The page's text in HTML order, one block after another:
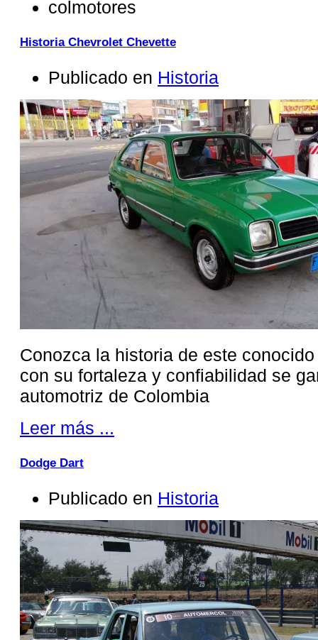
colmotores
Historia Chevrolet Chevette
Publicado en Historia
Conozca la historia de este
con su fortaleza y confiabilidad se
automotriz de Colombia
Leer más ...
Dodge Dart
Publicado en Historia